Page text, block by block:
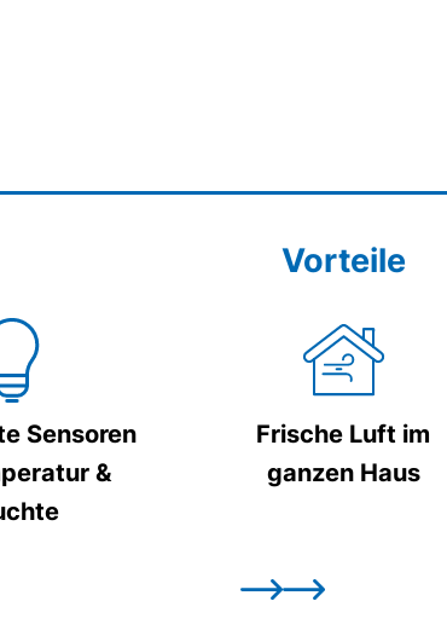
Vorteile
Sensoren
&
Frische Luft im
ganzen Haus